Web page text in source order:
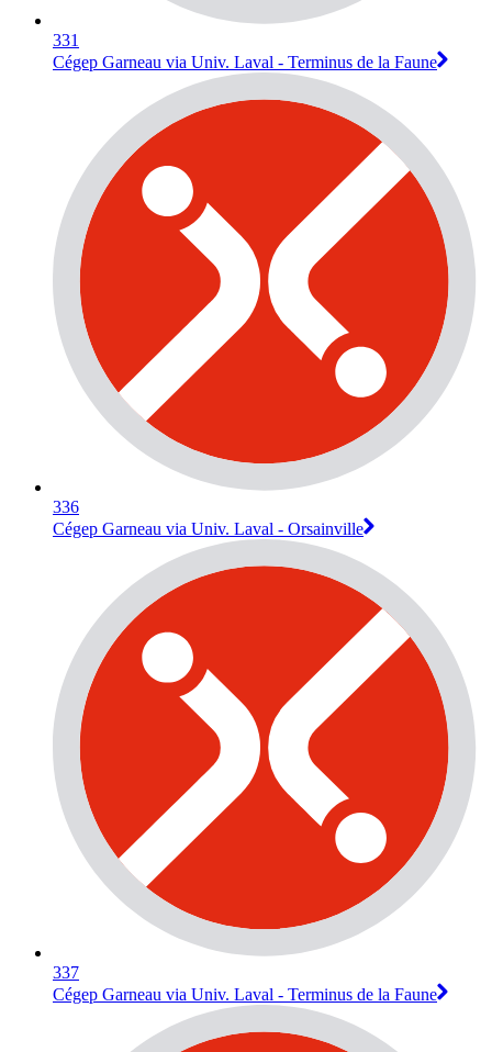
331
Cégep Garneau via Univ. Laval - Terminus de la Faune
336
Cégep Garneau via Univ. Laval - Orsainville
337
Cégep Garneau via Univ. Laval - Terminus de la Faune